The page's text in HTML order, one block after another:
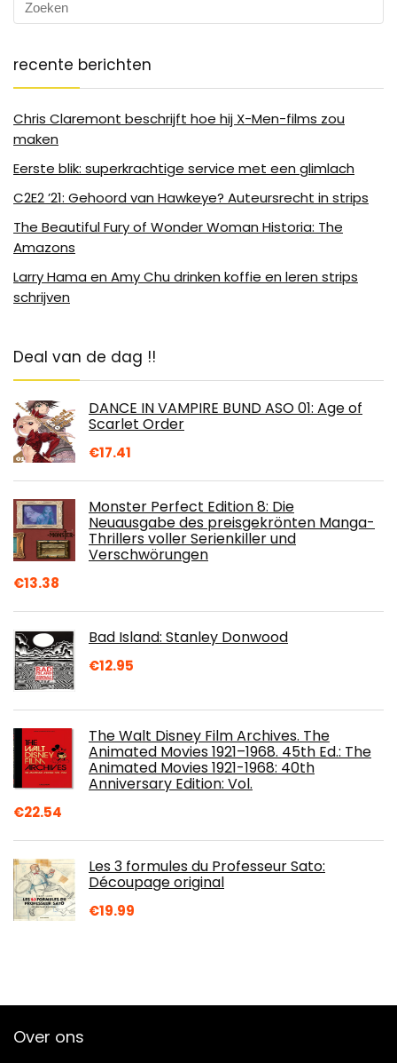
recente berichten
Chris Claremont beschrijft hoe hij X-Men-films zou
maken
Eerste blik: superkrachtige service met een glimlach
C2E2 ’21: Gehoord van Hawkeye? Auteursrecht in strips
The Beautiful Fury of Wonder Woman Historia: The
Amazons
Larry Hama en Amy Chu drinken koffie en leren strips
schrijven
Deal van de dag !!
DANCE IN VAMPIRE BUND ASO 01: Age of
Scarlet Order
€17.41
Monster Perfect Edition 8: Die
Neuausgabe des preisgekrönten Manga-
Thrillers voller Serienkiller und
Verschwörungen
€13.38
Bad Island: Stanley Donwood
€12.95
The Walt Disney Film Archives. The
Animated Movies 1921–1968. 45th Ed.: The
Animated Movies 1921-1968: 40th
Anniversary Edition: Vol.
€22.54
Les 3 formules du Professeur Sato:
Découpage original
€19.99
Over ons